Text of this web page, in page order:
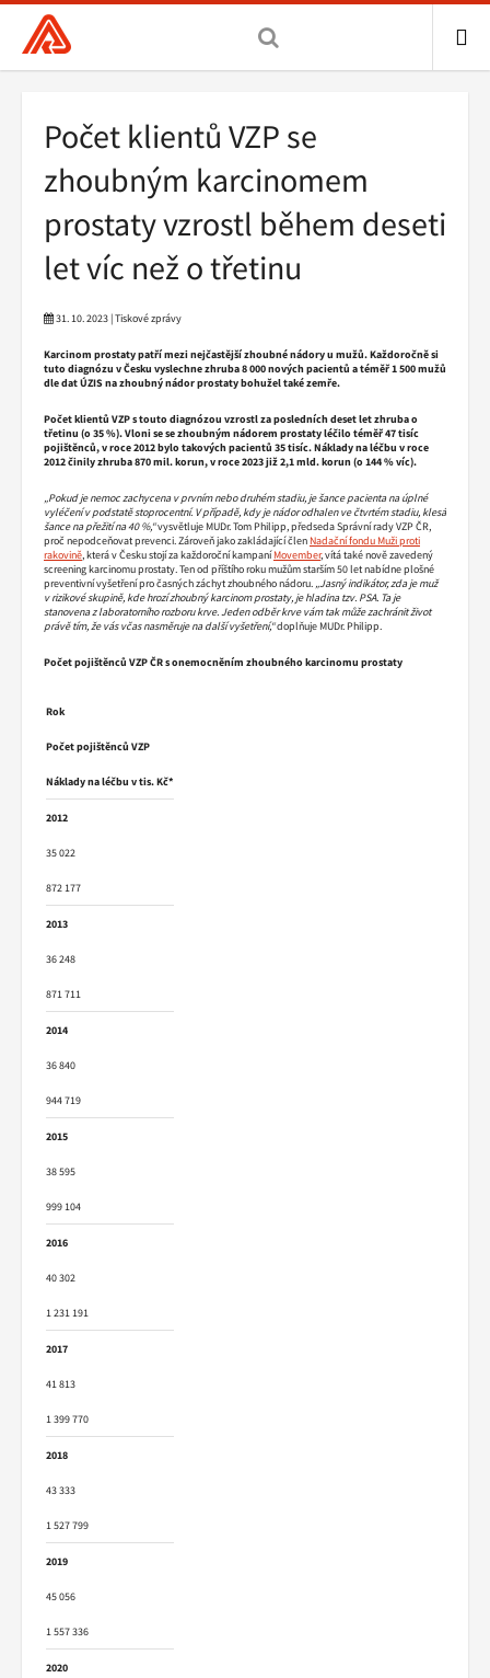
Všeobecná
zdravotní
hlavní
stránka
Drobečková
navigace
Počet klientů VZP se
zhoubným karcinomem
prostaty vzrostl během deseti
let víc než o třetinu
31. 10. 2023 | Tiskové zprávy
Karcinom prostaty patří mezi nejčastější zhoubné nádory u mužů. Každoročně si
tuto diagnózu v Česku vyslechne zhruba 8 000 nových pacientů a téměř 1 500 mužů
dle dat ÚZIS na zhoubný nádor prostaty bohužel také zemře.
Počet klientů VZP s touto diagnózou vzrostl za posledních deset let zhruba o
třetinu (o 35 %). Vloni se se zhoubným nádorem prostaty léčilo téměř 47 tisíc
pojištěnců, v roce 2012 bylo takových pacientů 35 tisíc. Náklady na léčbu v roce
2012 činily zhruba 870 mil. korun, v roce 2023 již 2,1 mld. korun (o 144 % víc).
„Pokud je nemoc zachycena v prvním nebo druhém stadiu, je šance pacienta na úplné
vyléčení v podstatě stoprocentní. V případě, kdy je nádor odhalen ve čtvrtém stadiu, klesá
šance na přežití na 40 %,“vysvětluje MUDr. Tom Philipp, předseda Správní rady VZP ČR,
proč nepodceňovat prevenci. Zároveň jako zakládající člen Nadační fondu Muži proti
rakovině, která v Česku stojí za každoroční kampaníMovember, vítá také nově zavedený
screening karcinomu prostaty. Ten od příštího roku mužům starším 50 let nabídne plošné
preventivní vyšetření pro časných záchyt zhoubného nádoru. „Jasný indikátor, zda je muž
v rizikové skupině, kde hrozí zhoubný karcinom prostaty, je hladina tzv. PSA. Ta je
stanovena z laboratorního rozboru krve. Jeden odběr krve vám tak může zachránit život
právě tím, že vás včas nasměruje na další vyšetření,“doplňuje MUDr. Philipp.
Počet pojištěnců VZP ČR s onemocněním zhoubného karcinomu prostaty
Rok
Počet pojištěnců VZP
Náklady na léčbu v tis. Kč*
2012
35 022
872 177
2013
36 248
871 711
2014
36 840
944 719
2015
38 595
999 104
2016
40 302
1 231 191
2017
41 813
1 399 770
2018
43 333
1 527 799
2019
45 056
1 557 336
2020